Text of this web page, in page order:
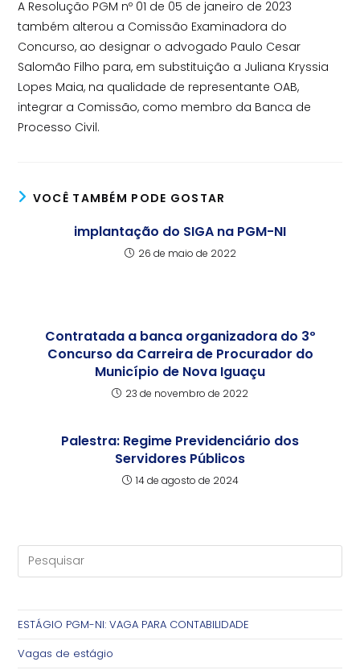
A Resolução PGM nº 01 de 05 de janeiro de 2023
também alterou a Comissão Examinadora do
Concurso, ao designar o advogado Paulo Cesar
Salomão Filho para, em substituição a Juliana Kryssia
Lopes Maia, na qualidade de representante OAB,
integrar a Comissão, como membro da Banca de
Processo Civil.
VOCÊ TAMBÉM PODE GOSTAR
implantação do SIGA na PGM-NI
26 de maio de 2022
Contratada a banca organizadora do 3º
Concurso da Carreira de Procurador do
Município de Nova Iguaçu
23 de novembro de 2022
Palestra: Regime Previdenciário dos
Servidores Públicos
14 de agosto de 2024
ESTÁGIO PGM-NI: VAGA PARA CONTABILIDADE
Vagas de estágio